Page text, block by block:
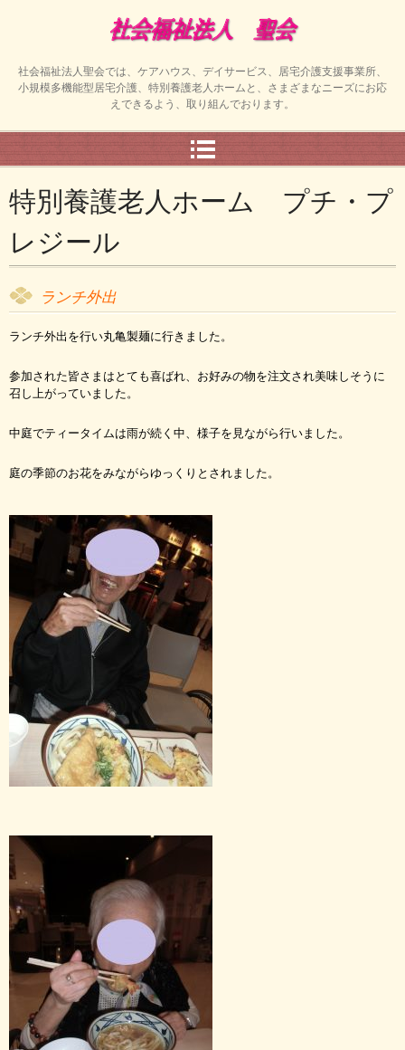
社会福祉法人聖会では、ケアハウス、デイサービス、居宅介護支援事業所、
小規模多機能型居宅介護、特別養護老人ホームと、さまざまなニーズにお応
えできるよう、取り組んでおります。
特別養護老人ホーム プチ・プ
レジール
ランチ外出
ランチ外出を行い丸亀製麺に行きました。
参加された皆さまはとても喜ばれ、お好みの物を注文され美味しそうに
召し上がっていました。
中庭でティータイムは雨が続く中、様子を見ながら行いました。
庭の季節のお花をみながらゆっくりと されました。